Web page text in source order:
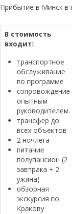
Прибытие в Минск в
В стоимость
входит:
транспортное
обслуживание
по программе
сопровождение
опытным
руководителем.
трансфер до
всех объектов
2 ночлега
питание
полупансион (2
завтрака + 2
ужина)
обзорная
экскурсия по
Кракову